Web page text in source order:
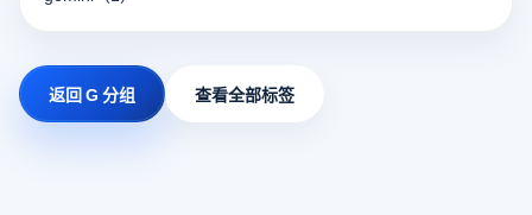
返回 G 分组 查看全部标签